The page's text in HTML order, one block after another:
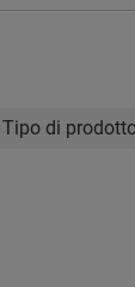
Tipo di